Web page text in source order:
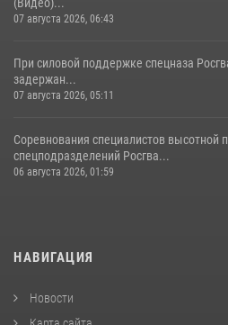
07 августа 2026, 06:43
При силовой поддержке спецназа
задержан...
07 августа 2026, 05:11
Соревнования специалистов высотной
спецподразделений Росгва...
06 августа 2026, 01:59
НАВИГАЦИЯ
Новости